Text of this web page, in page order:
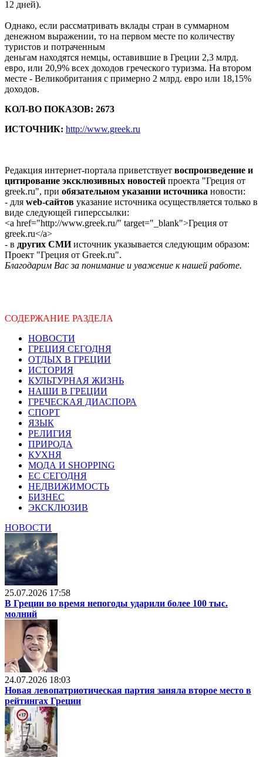
12 дней).
Однако, если рассматривать вклады стран в суммарном
денежном выражении, то на первом месте по количеству
туристов и потраченным
деньгам находятся немцы, оставившие в Греции 2,3 млрд.
евро, или 20,9% всех доходов греческого туризма. На втором
месте - Великобритания с примерно 2 млрд. евро или 18,15%
доходов.
КОЛ-ВО ПОКАЗОВ: 2673
ИСТОЧНИК: http://www.greek.ru
Редакция интернет-портала приветствует воспроизведение и
цитирование эксклюзивных новостей проекта "Греция от
greek.ru", при обязательном указании источника новости:
- для web-сайтов указание источника осуществляется только в
виде следующей гиперссылки:
<a href="http://www.greek.ru/" target="_blank">Греция от
greek.ru</a>
- в других СМИисточник указывается следующим образом:
Проект "Греция от Greek.ru".
Благодарим Вас за понимание и уважение к нашей работе.
СОДЕРЖАНИЕ РАЗДЕЛА
НОВОСТИ
ГРЕЦИЯ СЕГОДНЯ
ОТДЫХ В ГРЕЦИИ
ИСТОРИЯ
КУЛЬТУРНАЯ ЖИЗНЬ
НАШИ В ГРЕЦИИ
ГРЕЧЕСКАЯ ДИАСПОРА
СПОРТ
ЯЗЫК
РЕЛИГИЯ
ПРИРОДА
КУХНЯ
МОДА И SHOPPING
ЕС СЕГОДНЯ
НЕДВИЖИМОСТЬ
БИЗНЕС
ЭКСКЛЮЗИВ
НОВОСТИ
25.07.2026 17:58
В Греции во время непогоды ударили более 100 тыс.
молний
24.07.2026 18:03
Новая левопатриотическая партия заняла второе место в
рейтингах Греции